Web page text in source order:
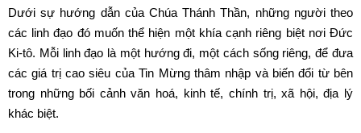
Dưới sự hướng dẫn của Chúa Thánh Thần, những người theo
các linh đạo đó muốn thể hiện một khía cạnh riêng biệt nơi Đức
Ki-tô. Mỗi linh đạo là một hướng đi, một cách sống riêng, để đưa
các giá trị cao siêu của Tin Mừng thâm nhập và biến đổi từ bên
trong những bối cảnh văn hoá, kinh tế, chính trị, xã hội, địa lý
khác biệt.